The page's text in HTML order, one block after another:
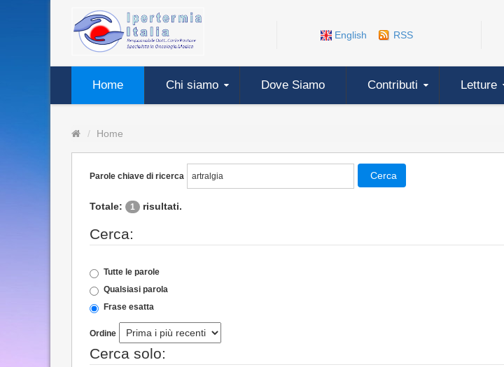
English RSS
Home Chi siamo Dove Siamo Contributi Letture
Home
Parole chiave di ricerca Cerca
Totale: 1 risultati.
Cerca:
Tutte le parole
Qualsiasi parola
Frase esatta
Ordine
Cerca solo: